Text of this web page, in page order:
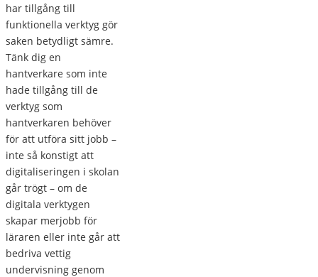
har tillgång till
funktionella verktyg gör
saken betydligt sämre.
Tänk dig en
hantverkare som inte
hade tillgång till de
verktyg som
hantverkaren behöver
för att utföra sitt jobb –
inte så konstigt att
digitaliseringen i skolan
går trögt – om de
digitala verktygen
skapar merjobb för
läraren eller inte går att
bedriva vettig
undervisning genom